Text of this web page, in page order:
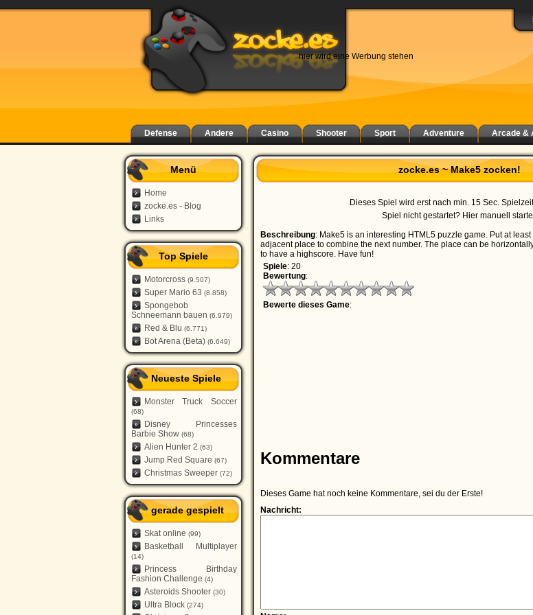
hier wird eine Werbung stehen
Defense Andere Casino Shooter Sport Adventure Arcade &
Menü
Home
zocke.es - Blog
Links
Top Spiele
Motorcross (9.507)
Super Mario 63 (8.858)
Spongebob
Schneemann bauen (6.979)
Red & Blu (6.771)
Bot Arena (Beta) (6.649)
Neueste Spiele
Monster Truck Soccer
(68)
Disney Princesses
Barbie Show (68)
Alien Hunter 2 (63)
Jump Red Square (67)
Christmas Sweeper (72)
gerade gespielt
Skat online (99)
Basketball Multiplayer
(14)
Princess Birthday
Fashion Challenge (4)
Asteroids Shooter (30)
Ultra Block (274)
zocke.es ~ Make5 zocken!
Dieses Spiel wird erst nach min. 15 Sec.
Spiel nicht gestartet? Hier manuell
Beschreibung: Make5 is an interesting HTML5 puzzle game. Put at
adjacent place to combine the next number. The place can be
to have a highscore. Have fun!
Spiele: 20
Bewertung:
Bewerte dieses Game:
Kommentare
Dieses Game hat noch keine Kommentare, sei du der Erste!
Nachricht: